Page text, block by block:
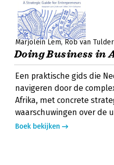
Marjolein Lem Rob van Tulder
Doing Business in
Een praktische gids die
navigeren door de
Afrika, met concrete
waarschuwingen over de
Boek bekijken